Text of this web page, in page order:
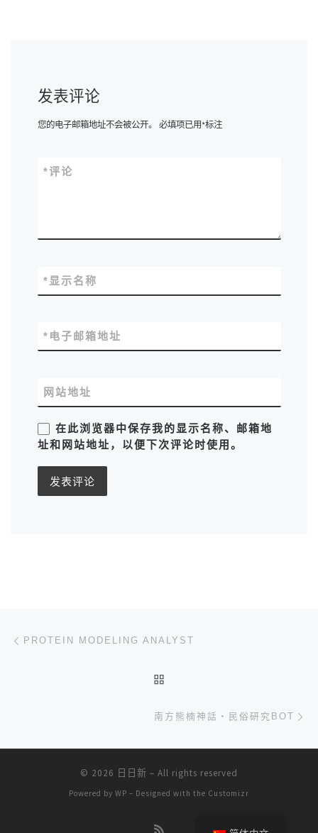
发表评论
您的电子邮箱地址不会被公开。 必填项已用*标注
评论
*
显示名称
*
电子邮箱地址
*
网站地址
在此浏览器中保存我的显示名称、邮箱地
址和网站地址，以便下次评论时使用。
文章导航
PROTEIN MODELING ANALYST
南方熊楠神話・民俗研究BOT
© 2026 日日新 – All rights reserved
Powered by WP – Designed with the Customizr